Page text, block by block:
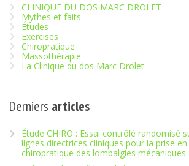
CLINIQUE DU DOS MARC DROLET
Mythes et faits
Études
Exercises
Chiropratique
Massothérapie
La Clinique du dos Marc Drolet
Derniers articles
Étude CHIRO : Essai contrôlé randomisé
lignes directrices cliniques pour la prise
chiropratique des lombalgies mécaniques